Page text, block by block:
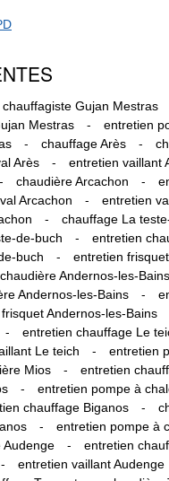
chauffagiste Gujan Mestras
Mestras - entretien
- chauffage Arès -
Arès - entretien vaillant
- chaudière Arcachon -
Arcachon - entretien
- chauffage La
de-buch - entretien
buch - entretien
chaudière Andernos-les-Bains
Andernos-les-Bains -
Andernos-les-Bains
- entretien chauffage Le
Le teich - entretien
Mios - entretien
- entretien pompe à
chauffage Biganos -
- entretien pompe à
Audenge - entretien
- entretien vaillant Audenge